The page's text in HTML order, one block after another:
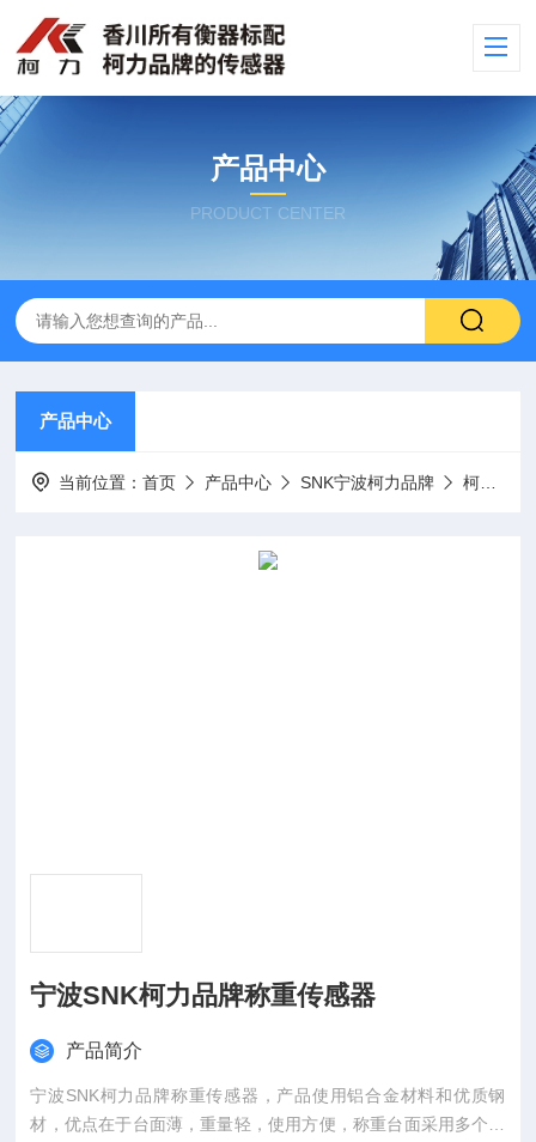
产品中心
PRODUCT CENTER
产品中心
当前位置：首页 产品中心 SNK宁波柯力品牌 柯力品牌
宁波SNK柯力品牌称重传感器
产品简介
宁波SNK柯力品牌称重传感器，产品使用铝合金材料和优质钢
材，优点在于台面薄，重量轻，使用方便，称重台面采用多个密